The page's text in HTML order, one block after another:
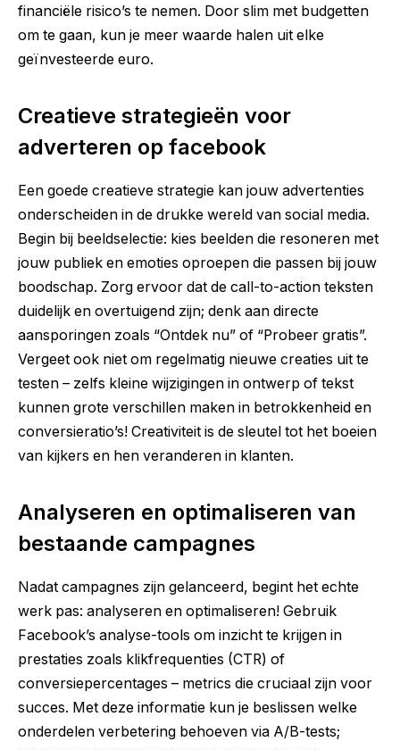
financiële risico’s te nemen. Door slim met budgetten
om te gaan, kun je meer waarde halen uit elke
geïnvesteerde euro.
Creatieve strategieën voor
adverteren op facebook
Een goede creatieve strategie kan jouw advertenties
onderscheiden in de drukke wereld van social media.
Begin bij beeldselectie: kies beelden die resoneren met
jouw publiek en emoties oproepen die passen bij jouw
boodschap. Zorg ervoor dat de call-to-action teksten
duidelijk en overtuigend zijn; denk aan directe
aansporingen zoals “Ontdek nu” of “Probeer gratis”.
Vergeet ook niet om regelmatig nieuwe creaties uit te
testen – zelfs kleine wijzigingen in ontwerp of tekst
kunnen grote verschillen maken in betrokkenheid en
conversieratio’s! Creativiteit is de sleutel tot het boeien
van kijkers en hen veranderen in klanten.
Analyseren en optimaliseren van
bestaande campagnes
Nadat campagnes zijn gelanceerd, begint het echte
werk pas: analyseren en optimaliseren! Gebruik
Facebook’s analyse-tools om inzicht te krijgen in
prestaties zoals klikfrequenties (CTR) of
conversiepercentages – metrics die cruciaal zijn voor
succes. Met deze informatie kun je beslissen welke
onderdelen verbetering behoeven via A/B-tests;